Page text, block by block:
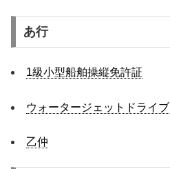
あ行
1級小型船舶操縦免許証
ウォータージェットドライブ
乙仲